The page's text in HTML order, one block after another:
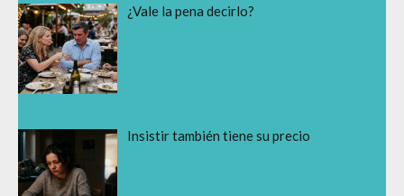
¿Vale la pena decirlo?
Insistir también tiene su precio